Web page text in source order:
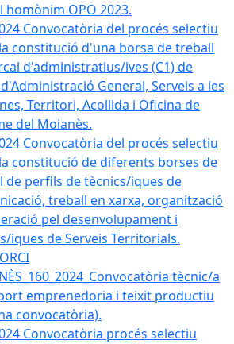
homònim OPO 2023.
Convocatòria del procés selectiu
constitució d'una borsa de treball
d'administratius/ives (C1) de
General, Serveis a les
Territori, Acollida i Oficina de
del Moianès.
Convocatòria del procés selectiu
constitució de diferents borses de
de perfils de tècnics/iques de
treball en xarxa, organització
pel desenvolupament i
iques de Serveis Territorials.
tècnic/a
emprenedoria i teixit productiu
convocatòria).
Convocatòria procés selectiu